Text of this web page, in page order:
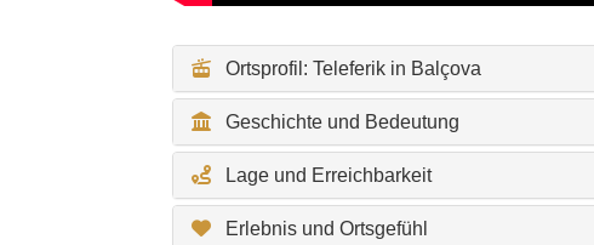
Ortsprofil: Teleferik in Balçova
Geschichte und Bedeutung
Lage und Erreichbarkeit
Erlebnis und Ortsgefühl